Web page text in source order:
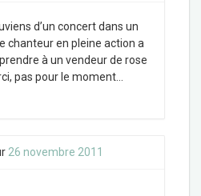
d’un concert dans un
chanteur en pleine action a
à un vendeur de rose
pas pour le moment…
26 novembre 2011